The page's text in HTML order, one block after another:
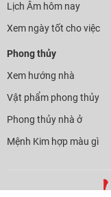
Lịch Âm hôm nay
Xem ngày tốt cho việc
Phong thủy
Xem hướng nhà
Vật phẩm phong thủy
Phong thủy nhà ở
Mệnh Kim hợp màu gì